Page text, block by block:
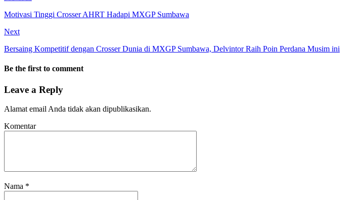
Motivasi Tinggi Crosser AHRT Hadapi MXGP Sumbawa
Next
Bersaing Kompetitif dengan Crosser Dunia di MXGP Sumbawa, Delvintor Raih Poin Perdana Musim ini
Be the first to comment
Leave a Reply
Alamat email Anda tidak akan dipublikasikan.
Komentar
Nama *